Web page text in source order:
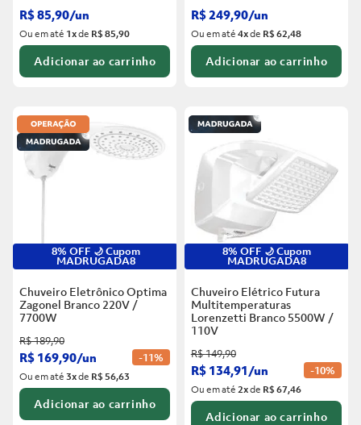
R$85,90/un
Ou em até 1xde R$ 85,90
Adicionar ao carrinho
R$249,90/un
Ou em até4xde R$ 62,48
Adicionar ao carrinho
8% OFF 🌙 Cupom
MADRUGADA8
Chuveiro Eletrônico Optima
Zagonel Branco 220V /
7700W
R$189,90
R$ 169,90/un -11%
Ou em até3xde R$ 56,63
Adicionar ao carrinho
8% OFF 🌙 Cupom
MADRUGADA8
Chuveiro Elétrico Futura
Multitemperaturas
Lorenzetti Branco 5500W /
110V
R$149,90
R$ 134,91/un -10%
Ou em até2xde R$ 67,46
Adicionar ao carrinho